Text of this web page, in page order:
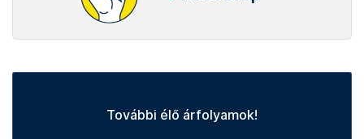
További élő árfolyamok!